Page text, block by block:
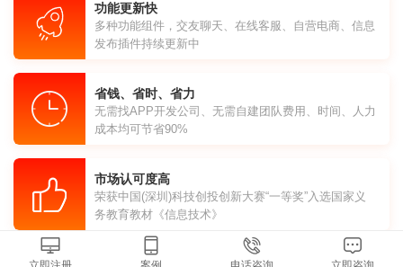
功能更新快
多种功能组件，交友聊天、在线客服、自营电商、信息
发布插件持续更新中
省钱、省时、省力
无需找APP开发公司、无需自建团队费用、时间、人力
成本均可节省90%
市场认可度高
荣获中国(深圳)科技创投创新大赛“一等奖”入选国家义
务教育教材《信息技术》